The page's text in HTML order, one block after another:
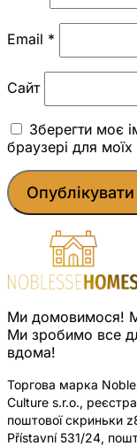
Email *
Сайт
Зберегти моє
браузері для
Ми домовимося!
Ми зробимо все
вдома!
Торгова марка
Culture s.r.o.,
поштової скриньки
Přístavní 531/24,